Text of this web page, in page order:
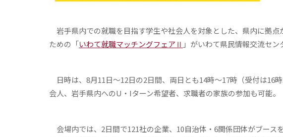
岩手県内での就職を目指す学生や社会人を対象とした、県内に拠
ための「いわて就職マッチングフェアⅡ 」がいわて県民情報交流セン
日時は、8月11日～12日の2日間、両日とも14時～17時（受付は16
会人、岩手県内へのU・Iターン希望者、求職者の家族の参加も可能。
会場内では、2日間で121社の企業、10自治体・6関係団体がブース